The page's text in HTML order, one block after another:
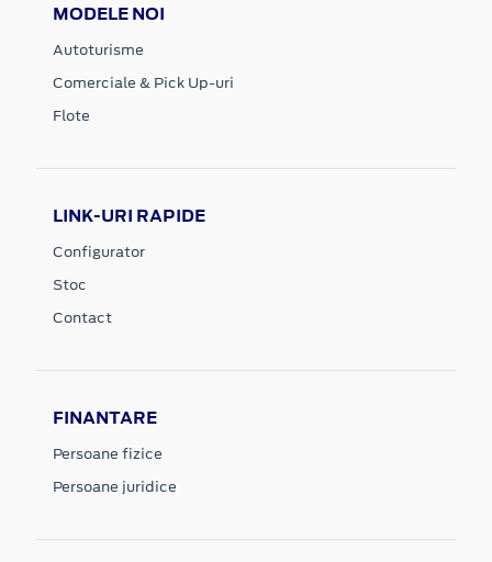
MODELE NOI
Autoturisme
Comerciale & Pick Up-uri
Flote
LINK-URI RAPIDE
Configurator
Stoc
Contact
FINANTARE
Persoane fizice
Persoane juridice